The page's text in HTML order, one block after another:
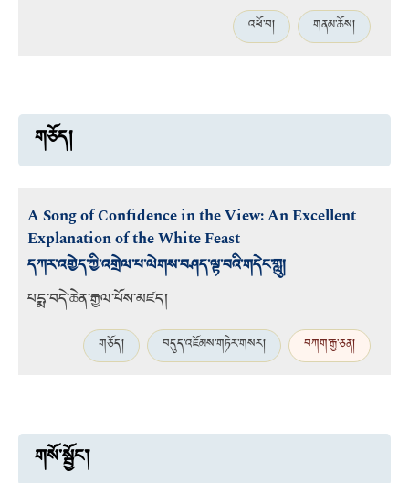
འཕོ་བ། གནམ་ཆོས།
གཅོད།
A Song of Confidence in the View: An Excellent
Explanation of the White Feast
དཀར་འགྱེད་ཀྱི་འགྲེལ་པ་ལེགས་བཤད་ལྟ་བའི་གདེང་གླུ།
པདྨ་བདེ་ཆེན་རྒྱལ་པོས་མཛད།
གཅོད། བདུད་འཇོམས་གཏེར་གསར། བཀག་རྒྱ་ཅན།
གསོ་སྦྱོང་།